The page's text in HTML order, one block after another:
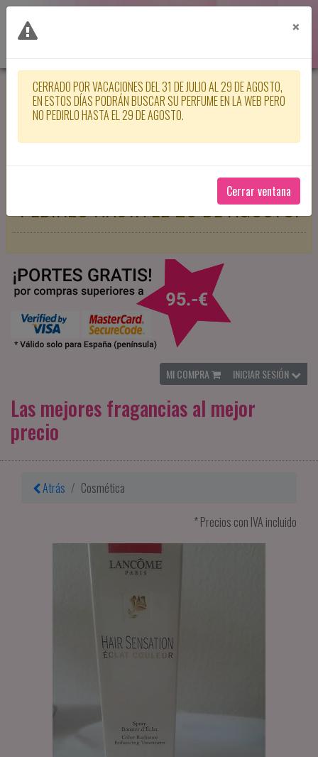
CERRADO POR VACACIONES DEL 31
DE JULIO AL 29 DE AGOSTO, EN
ESTOS DÍAS PODRÁN BUSCAR SU
PERFUME EN LA WEB PERO NO
PEDIRLO HASTA EL 29 DE AGOSTO.
MI COMPRA INICIAR SESIÓN
Las mejores fragancias al mejor
precio
Atrás
Cosmética
* Precios con IVA incluido
×
CERRADO POR VACACIONES DEL 31 DE JULIO AL 29 DE AGOSTO,
EN ESTOS DÍAS PODRÁN BUSCAR SU PERFUME EN LA WEB PERO
NO PEDIRLO HASTA EL 29 DE AGOSTO.
Cerrar ventana